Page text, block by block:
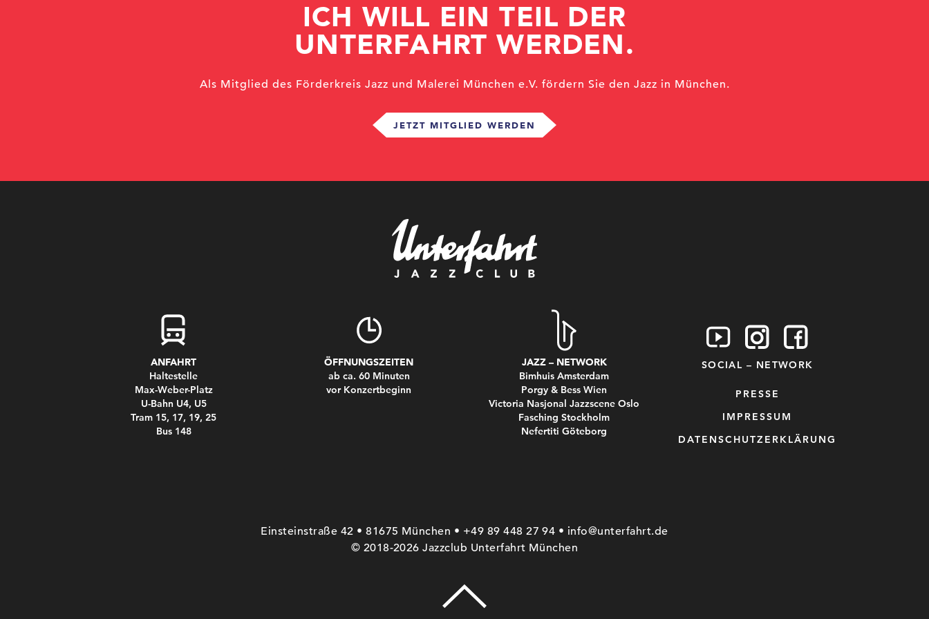
ICH WILL EIN TEIL DER
UNTERFAHRT WERDEN.
Als Mitglied des Förderkreis Jazz und Malerei München e.V. fördern Sie den Jazz in München.
JETZT MITGLIED WERDEN
ANFAHRT
Haltestelle
Max-Weber-Platz
U-Bahn U4, U5
Tram 15, 17, 19, 25
Bus 148
ÖFFNUNGSZEITEN
ab ca. 60 Minuten
vor Konzertbeginn
JAZZ – NETWORK
Bimhuis Amsterdam
Porgy & Bess Wien
Victoria Nasjonal Jazzscene Oslo
Fasching Stockholm
Nefertiti Göteborg
SOCIAL – NETWORK
PRESSE
IMPRESSUM
DATENSCHUTZERKLÄRUNG
Einsteinstraße 42 • 81675 München • +49 89 448 27 94 • info@unterfahrt.de
© 2018-2026 Jazzclub Unterfahrt München